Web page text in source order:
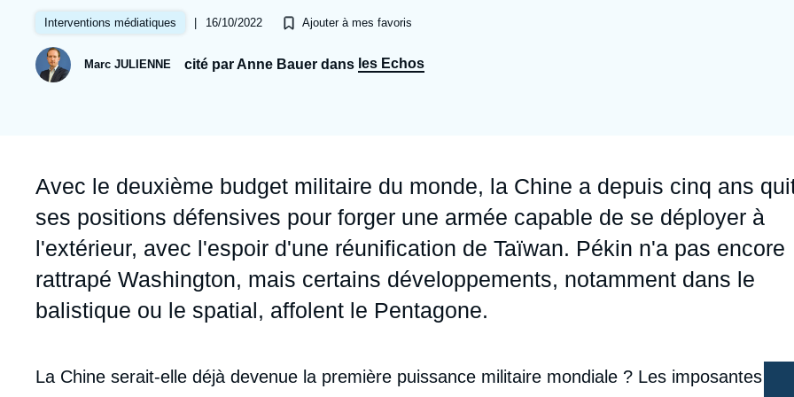
Partenariats et réseaux
Nous soutenir en tant que professionnel
Ramses
Politique étrangère
Intelligence artificielle
Guerre en Ukraine
Europe
Russie - Eurasie
Interventions médiatiques | 16/10/2022 Ajouter à mes favoris
Marc JULIENNE cité par Anne Bauer dans les Echos
Accroche
Avec le deuxième budget militaire du monde, la Chine a depuis cinq ans
ses positions défensives pour forger une armée capable de se déployer à
l'extérieur, avec l'espoir d'une réunification de Taïwan. Pékin n'a pas encore
rattrapé Washington, mais certains développements, notamment dans le
balistique ou le spatial, affolent le Pentagone.
Contenu
La Chine serait-elle déjà devenue la première puissance militaire mondiale ? Les imposantes